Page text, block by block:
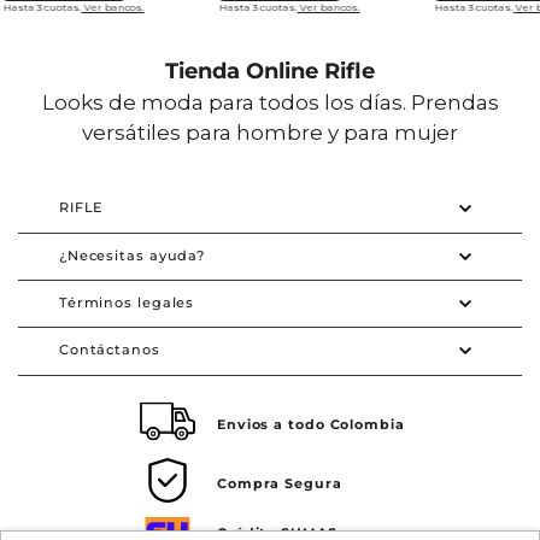
Hasta 3 cuotas. Ver bancos.
Hasta 3 cuotas. Ver bancos.
Hasta 3 cuotas. Ver
Tienda Online Rifle
Looks de moda para todos los días. Prendas
versátiles para hombre y para mujer
RIFLE
¿Necesitas ayuda?
Términos legales
Contáctanos
Envios a todo Colombia
Compra Segura
Crédito SUMAS